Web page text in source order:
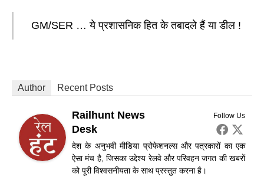
GM/SER … ये प्रशासनिक हित के तबादले हैं या डील !
Author Recent Posts
Follow Us
Railhunt News
Desk
देश के अनुभवी मीडिया प्रोफेशनल्स और पत्रकारों का एक
ऐसा मंच है, जिसका उद्देश्य रेलवे और परिवहन जगत की खबरों
को पूरी विश्वसनीयता के साथ प्रस्तुत करना है।